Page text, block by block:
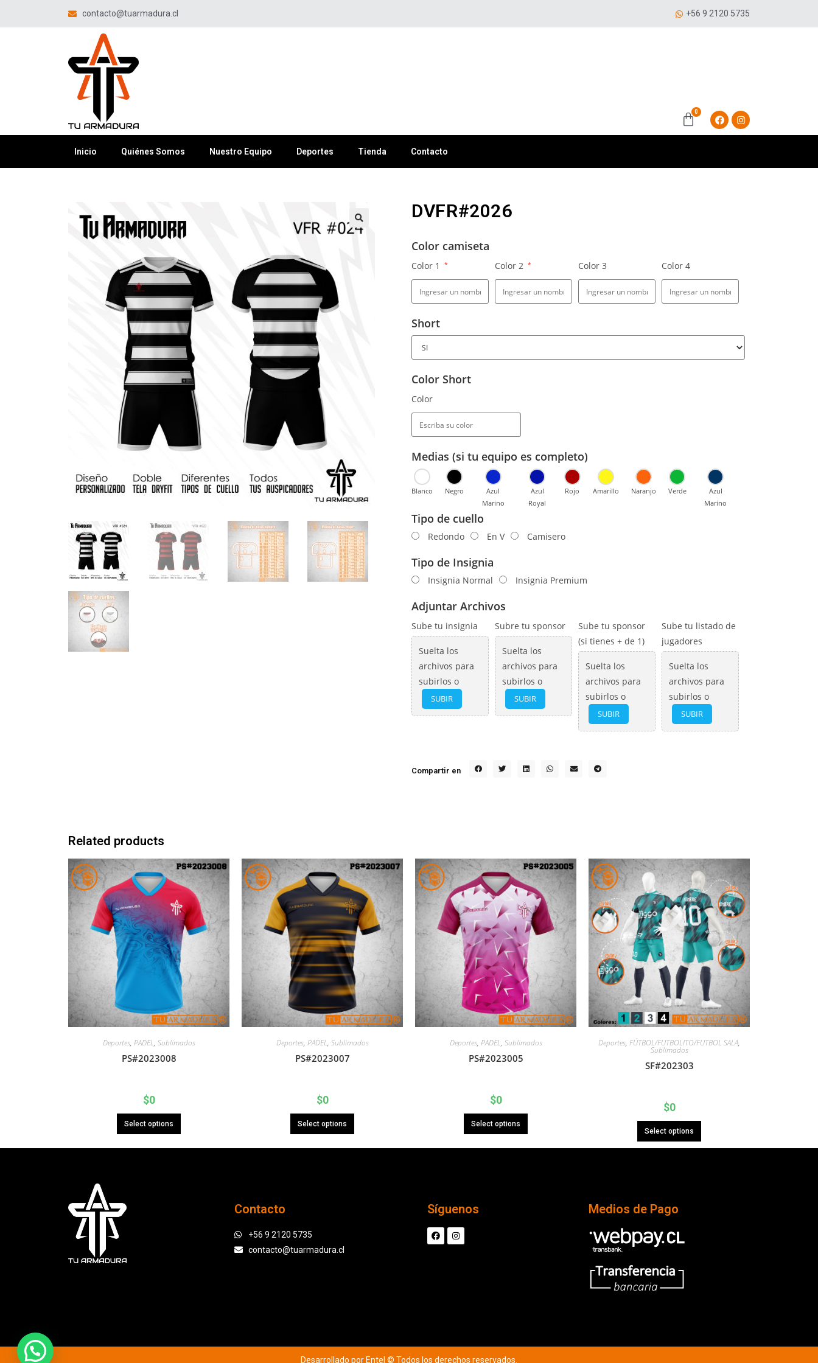
contacto@tuarmadura.cl +56 9 2120 5735
Inicio Quiénes Somos Nuestro Equipo Deportes Tienda Contacto
🔍
DVFR#2026
Color camiseta
Color 1 * Color 2 * Color 3 Color 4
Short
Color Short
Color
Medias (si tu equipo es completo)
Blanco Negro
Azul
Marino
Azul
Royal
Rojo Amarillo Naranjo Verde
Azul
Marino
Tipo de cuello
Redondo En V Camisero
Tipo de Insignia
Insignia Normal Insignia Premium
Adjuntar Archivos
Sube tu insignia
Suelta los
archivos para
subirlos o
SUBIR
Subre tu sponsor
Suelta los
archivos para
subirlos o
SUBIR
Sube tu sponsor
(si tienes + de 1)
Suelta los
archivos para
subirlos o
SUBIR
Sube tu listado de
jugadores
Suelta los
archivos para
subirlos o
SUBIR
Compartir en
Related products
Deportes, PADEL, Sublimados
PS#2023008
$0
Select options
Deportes, PADEL, Sublimados
PS#2023007
$0
Select options
Deportes, PADEL, Sublimados
PS#2023005
$0
Select options
Deportes, FÚTBOL/FUTBOLITO/FUTBOL SALA,
Sublimados
SF#202303
$0
Select options
Contacto
+56 9 2120 5735
contacto@tuarmadura.cl
Síguenos Medios de Pago
Desarrollado por Entel © Todos los derechos reservados.